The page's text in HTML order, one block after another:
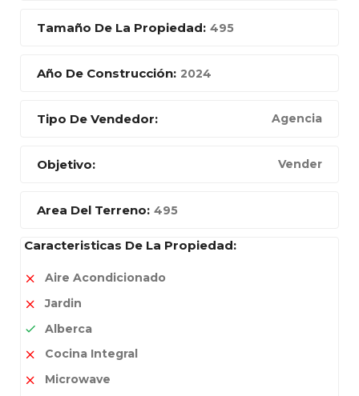
Tamaño De La Propiedad: 495
Año De Construcción: 2024
Tipo De Vendedor: Agencia
Objetivo: Vender
Area Del Terreno: 495
Caracteristicas De La Propiedad:
Aire Acondicionado
Jardin
Alberca
Cocina Integral
Microwave